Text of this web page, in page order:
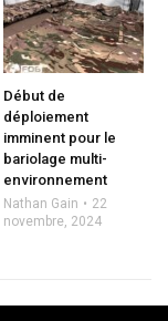
Début de
déploiement
imminent pour le
bariolage multi-
environnement
Nathan Gain
22
novembre, 2024